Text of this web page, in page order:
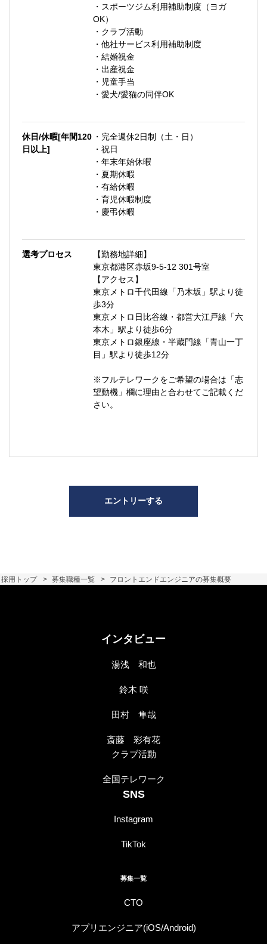
・スポーツジム利用補助制度（ヨガ
OK）
・クラブ活動
・他社サービス利用補助制度
・結婚祝金
・出産祝金
・児童手当
・愛犬/愛猫の同伴OK
休日/休暇[年間120
日以上]
・完全週休2日制（土・日）
・祝日
・年末年始休暇
・夏期休暇
・有給休暇
・育児休暇制度
・慶弔休暇
選考プロセス
【勤務地詳細】
東京都港区赤坂9-5-12 301号室
【アクセス】
東京メトロ千代田線「乃木坂」駅より徒
歩3分
東京メトロ日比谷線・都営大江戸線「六
本木」駅より徒歩6分
東京メトロ銀座線・半蔵門線「青山一丁
目」駅より徒歩12分
※フルテレワークをご希望の場合は「志
望動機」欄に理由と合わせてご記載くだ
さい。
エントリーする
採用トップ 募集職種一覧 フロントエンドエンジニアの募集概要
インタビュー
湯浅 和也
鈴木 咲
田村 隼哉
斎藤 彩有花
クラブ活動
全国テレワーク
SNS
Instagram
TikTok
募集一覧
CTO
アプリエンジニア(iOS/Android)